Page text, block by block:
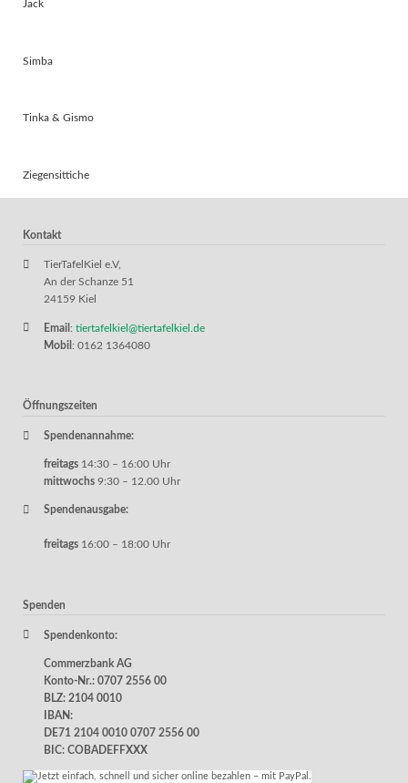
Jack
Simba
Tinka & Gismo
Ziegensittiche
Kontakt
TierTafelKiel e.V,
An der Schanze 51
24159 Kiel
Email : tiertafelkiel@tiertafelkiel.de
Mobil : 0162 1364080
Öffnungszeiten
Spendenannahme:
freitags 14:30 – 16:00 Uhr
mittwochs 9:30 – 12.00 Uhr
Spendenausgabe:
freitags 16:00 – 18:00 Uhr
Spenden
Spendenkonto:
Commerzbank AG
Konto-Nr.: 0707 2556 00
BLZ: 2104 0010
IBAN:
DE71 2104 0010 0707 2556 00
BIC: COBADEFFXXX